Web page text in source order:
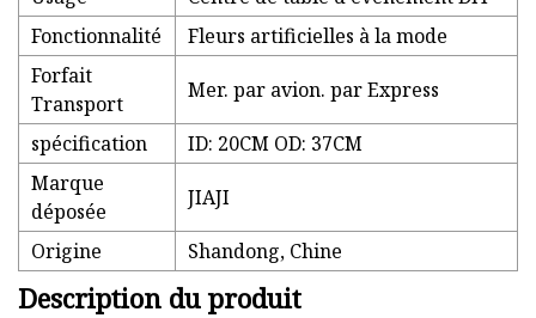
Fonctionnalité
Fleurs artificielles à la mode
Forfait
Transport
Mer. par avion. par Express
spécification
ID: 20CM OD: 37CM
Marque
déposée
JIAJI
Origine Shandong, Chine
Description du produit